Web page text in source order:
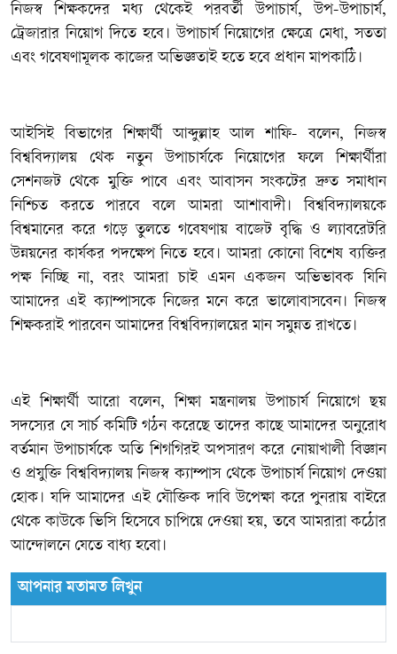
নিজস্ব শিক্ষকদের মধ্য থেকেই পরবর্তী উপাচার্য, উপ-উপাচার্য,
ট্রেজারার নিয়োগ দিতে হবে। উপাচার্য নিয়োগের ক্ষেত্রে মেধা, সততা
এবং গবেষণামূলক কাজের অভিজ্ঞতাই হতে হবে প্রধান মাপকাঠি।
আইসিই বিভাগের শিক্ষার্থী আব্দুল্লাহ আল শাফি- বলেন, নিজস্ব
বিশ্ববিদ্যালয় থেক নতুন উপাচার্যকে নিয়োগের ফলে শিক্ষার্থীরা
সেশনজট থেকে মুক্তি পাবে এবং আবাসন সংকটের দ্রুত সমাধান
নিশ্চিত করতে পারবে বলে আমরা আশাবাদী। বিশ্ববিদ্যালয়কে
বিশ্বমানের করে গড়ে তুলতে গবেষণায় বাজেট বৃদ্ধি ও ল্যাবরেটরি
উন্নয়নের কার্যকর পদক্ষেপ নিতে হবে। আমরা কোনো বিশেষ ব্যক্তির
পক্ষ নিচ্ছি না, বরং আমরা চাই এমন একজন অভিভাবক যিনি
আমাদের এই ক্যাম্পাসকে নিজের মনে করে ভালোবাসবেন। নিজস্ব
শিক্ষকরাই পারবেন আমাদের বিশ্ববিদ্যালয়ের মান সমুন্নত রাখতে।
এই শিক্ষার্থী আরো বলেন, শিক্ষা মন্ত্রনালয় উপাচার্য নিয়োগে ছয়
সদস্যের যে সার্চ কমিটি গঠন করেছে তাদের কাছে আমাদের অনুরোধ
বর্তমান উপাচার্যকে অতি শিগগিরই অপসারণ করে নোয়াখালী বিজ্ঞান
ও প্রযুক্তি বিশ্ববিদ্যালয় নিজস্ব ক্যাম্পাস থেকে উপাচার্য নিয়োগ দেওয়া
হোক। যদি আমাদের এই যৌক্তিক দাবি উপেক্ষা করে পুনরায় বাইরে
থেকে কাউকে ভিসি হিসেবে চাপিয়ে দেওয়া হয়, তবে আমরারা কঠোর
আন্দোলনে যেতে বাধ্য হবো।
আপনার মতামত লিখুন